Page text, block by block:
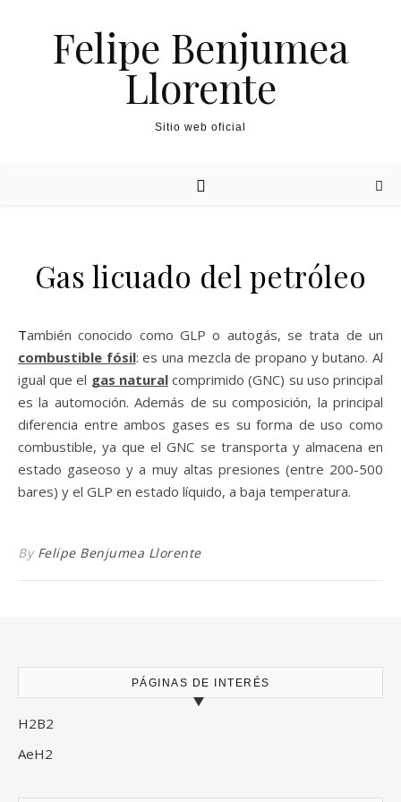
Felipe Benjumea
Llorente
Sitio web oficial
Gas licuado del petróleo
También conocido como GLP o autogás, se trata de un
combustible fósil: es una mezcla de propano y butano. Al
igual que el gas naturalcomprimido (GNC) su uso principal
es la automoción. Además de su composición, la principal
diferencia entre ambos gases es su forma de uso como
combustible, ya que el GNC se transporta y almacena en
estado gaseoso y a muy altas presiones (entre 200-500
bares) y el GLP en estado líquido, a baja temperatura.
By Felipe Benjumea Llorente
PÁGINAS DE INTERÉS
H2B2
AeH2